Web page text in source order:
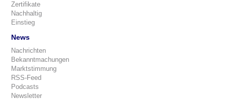
Zertifikate
Nachhaltig
Einstieg
News
Nachrichten
Bekanntmachungen
Marktstimmung
RSS-Feed
Podcasts
Newsletter